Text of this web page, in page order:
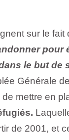
sur le fait
pour
le but de
Générale
de mettre en
de 2001, et